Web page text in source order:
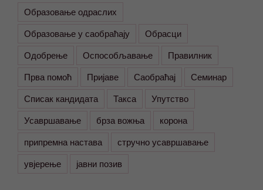
Образовање одраслих
Образовање у саобраћају
Обрасци
Одобрење
Оспособљавање
Правилник
Прва помоћ
Пријаве Саобраћај
Семинар
Списак кандидата
Такса
Упутство
Усавршавање
брза вожња
корона
припремна настава
стручно усавршавање
увјерење
јавни позив